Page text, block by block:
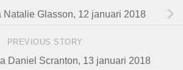
Natalie Glasson, 12 januari 2018
PREVIOUS STORY
Daniel Scranton, 13 januari 2018